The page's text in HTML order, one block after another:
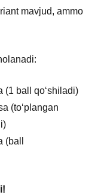
mavjud, ammo
(1 ball qoʻshiladi)
(toʻplangan